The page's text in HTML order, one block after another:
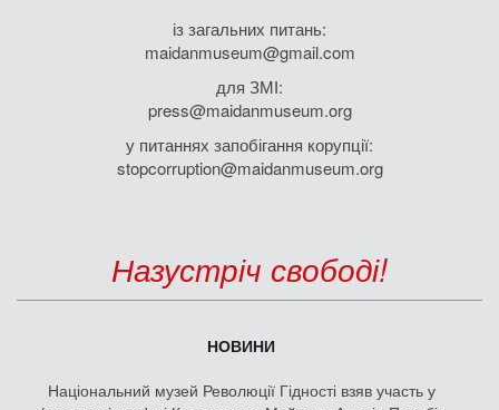
із загальних питань:
maidanmuseum@gmail.com
для ЗМІ:
press@maidanmuseum.org
у питаннях запобігання корупції:
stopcorruption@maidanmuseum.org
Назустріч свободі!
НОВИНИ
Національний музей Революції Гідності взяв участь у